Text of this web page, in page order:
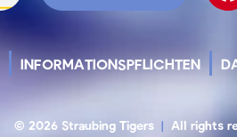
INFORMATIONSPFLICHTEN
© 2026 Straubing Tigers | All rights